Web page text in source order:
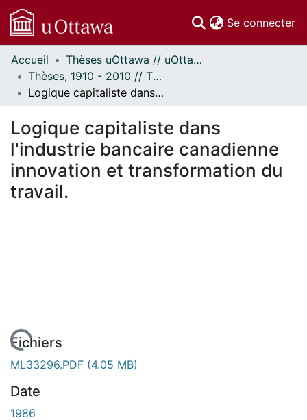
Se connecter
Communautés
et collections
Parcourir
À propos
Accueil
Thèses uOttawa // uOttawa Theses
Thèses, 1910 - 2010 // Theses, 1910 - 2010
Logique capitaliste dans l'industrie bancaire canadienne innovation et transformation du travail.
Logique capitaliste dans
l'industrie bancaire canadienne
innovation et transformation du
travail.
Fichiers
ML33296.PDF (4.05 MB)
Date
1986